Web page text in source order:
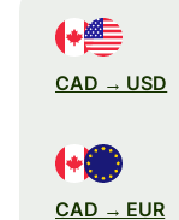
CAD → USD
CAD → EUR